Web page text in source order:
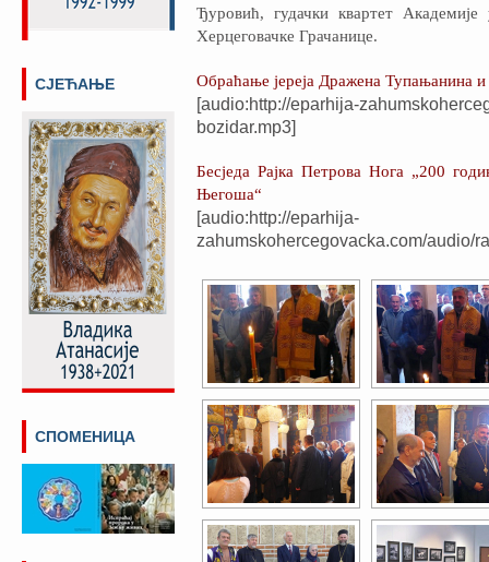
Ђуровић, гудачки квартет
Херцеговачке Грачанице.
Обраћање јереја Дражена Тупањанина
[audio:http://eparhija-
bozidar.mp3]
Бесједа Рајка Петрова Нога „200
Његоша“
[audio:http://eparhija-
zahumskohercegovacka.com/audio/
СЈЕЋАЊЕ
СПОМЕНИЦА